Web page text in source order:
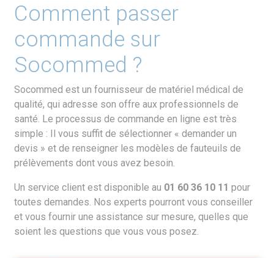
Comment passer
commande sur
Socommed ?
Socommed est un fournisseur de matériel médical de
qualité, qui adresse son offre aux professionnels de
santé. Le processus de commande en ligne est très
simple : Il vous suffit de sélectionner « demander un
devis » et de renseigner les modèles de fauteuils de
prélèvements dont vous avez besoin.
Un service client est disponible au 01 60 36 10 11 pour
toutes demandes. Nos experts pourront vous conseiller
et vous fournir une assistance sur mesure, quelles que
soient les questions que vous vous posez.